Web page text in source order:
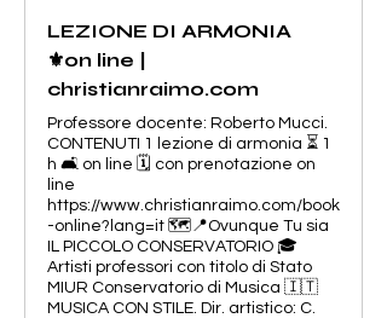
LEZIONE DI ARMONIA
⚜️on line |
christianraimo.com
Professore docente: Roberto Mucci.
CONTENUTI 1 lezione di armonia ⏳ 1
h 🛋️ on line 🗓️ con prenotazione on
line
https://www.christianraimo.com/book
-online?lang=it 🗺️📍Ovunque Tu sia
IL PICCOLO CONSERVATORIO 🎓
Artisti professori con titolo di Stato
MIUR Conservatorio di Musica 🇮🇹
MUSICA CON STILE. Dir. artistico: C.